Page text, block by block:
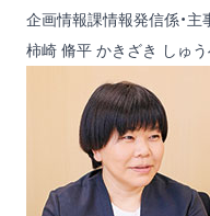
企画情報課情報発信係・主
柿崎 脩平 かきざき しゅ